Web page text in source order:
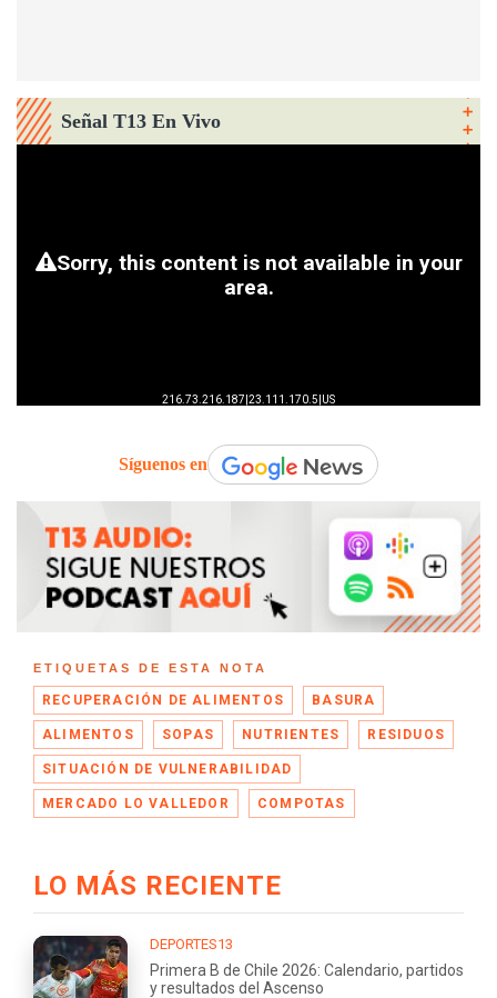
Señal T13 En Vivo
Síguenos en
ETIQUETAS DE ESTA NOTA
RECUPERACIÓN DE ALIMENTOS BASURA
ALIMENTOS SOPAS NUTRIENTES RESIDUOS
SITUACIÓN DE VULNERABILIDAD
MERCADO LO VALLEDOR COMPOTAS
LO MÁS RECIENTE
DEPORTES13
Primera B de Chile 2026: Calendario, partidos
y resultados del Ascenso